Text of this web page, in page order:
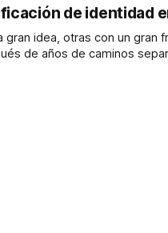
de identidad
idea, otras con un gran
de años de caminos